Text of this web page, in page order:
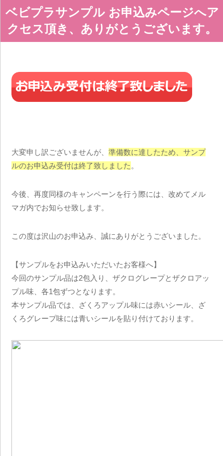
ベビプラサンプル お申込みページへア
クセス頂き、ありがとうございます。
大変申し訳ございませんが、準備数に達したため、サンプ
ルのお申込み受付は終了致しました。
今後、再度同様のキャンペーンを行う際には、改めてメル
マガ内でお知らせ致します。
この度は沢山のお申込み、誠にありがとうございました。
【サンプルをお申込みいただいたお客様へ】
今回のサンプル品は2包入り、ザクログレープとザクロアッ
プル味、各1包ずつとなります。
本サンプル品では、ざくろアップル味には赤いシール、ざ
くろグレープ味には青いシールを貼り付けております。